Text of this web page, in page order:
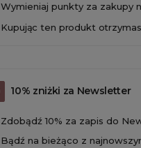
Wymieniaj punkty za zakupy
Kupując ten produkt
10% zniżki za Newsletter
Zdobądź 10% za zapis do
Bądź na bieżąco z